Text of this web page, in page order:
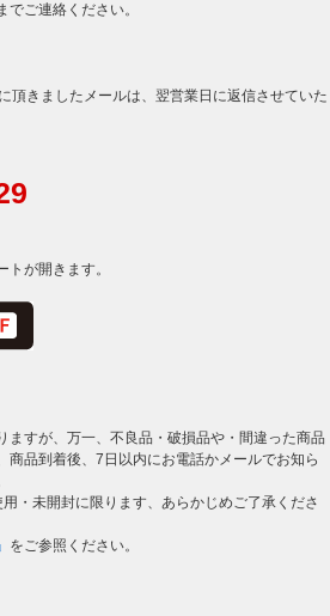
ご連絡ください。
頂きましたメールは、翌営業日に返信させていた
トが開きます。
ますが、万一、不良品・破損品や・間違った商品
商品到着後、7日以内にお電話かメールでお知ら
・未開封に限ります、あらかじめご了承くださ
をご参照ください。